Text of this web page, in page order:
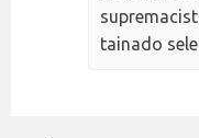
tainado